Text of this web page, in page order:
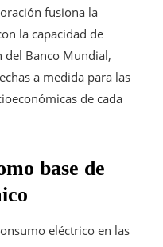
fusiona la
la capacidad de
Banco Mundial,
a medida para las
de cada
base de
eléctrico en las